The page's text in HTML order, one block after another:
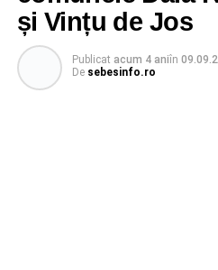
și Vințu de Jos
Publicat acum 4 aniîn
De sebesinfo.ro